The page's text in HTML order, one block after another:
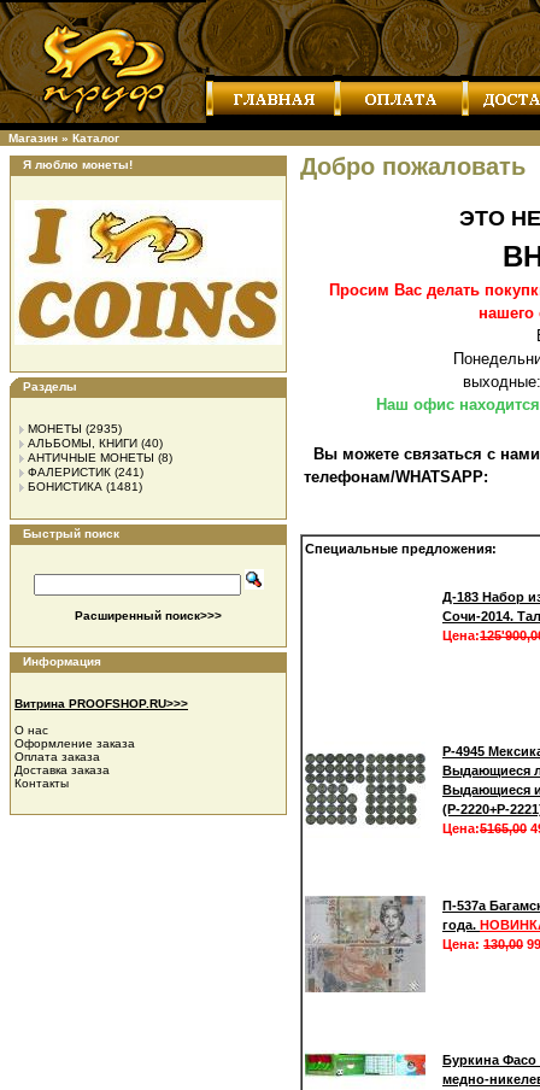
Магазин » Каталог
Я люблю монеты!
Разделы
МОНЕТЫ (2935)
АЛЬБОМЫ, КНИГИ (40)
АНТИЧНЫЕ МОНЕТЫ (8)
ФАЛЕРИСТИК (241)
БОНИСТИКА (1481)
Быстрый поиск
Расширенный поиск>>>
Информация
Витрина PROOFSHOP.RU>>>
О нас
Оформление заказа
Оплата заказа
Доставка заказа
Контакты
Добро пожаловать
ЭТО
Просим Вас делать
нашего
Наш офис
Вы можете связаться с
телефонам/WHATSAPP:
Специальные предложения:
Д-183 Набор
Сочи-2014.
Цена:
Р-4945
Выдающиеся
Выдающиеся
(Р-2220+Р-
Цена:5165,00
П-537а
года.
Цена: 130,00
Буркина Фасо
медно-